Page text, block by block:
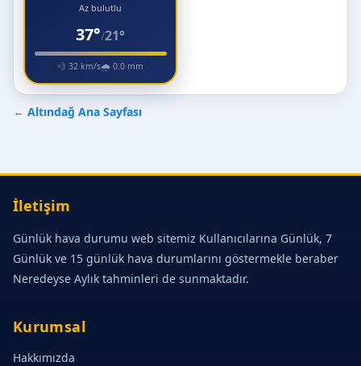
Az bulutlu
37°/21°
💨 32 km/s🌧 0.0 mm
← Altındağ Ana Sayfası
İletişim
Günlük hava durumu web sitemiz Kullanıcılarına Günlük, 7
Günlük ve 15 günlük hava durumlarını göstermekle beraber
Neredeyse Aylık tahminleri de sunmaktadır.
Kurumsal
Hakkımızda